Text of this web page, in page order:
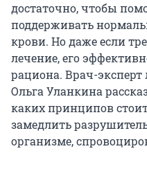
достаточно, чтобы
поддерживать
крови. Но даже если
лечение, его
рациона. Врач-эксперт
Ольга Уланкина
каких принципов
замедлить
организме,